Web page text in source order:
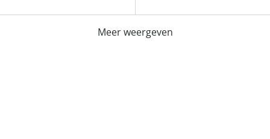
Meer weergeven